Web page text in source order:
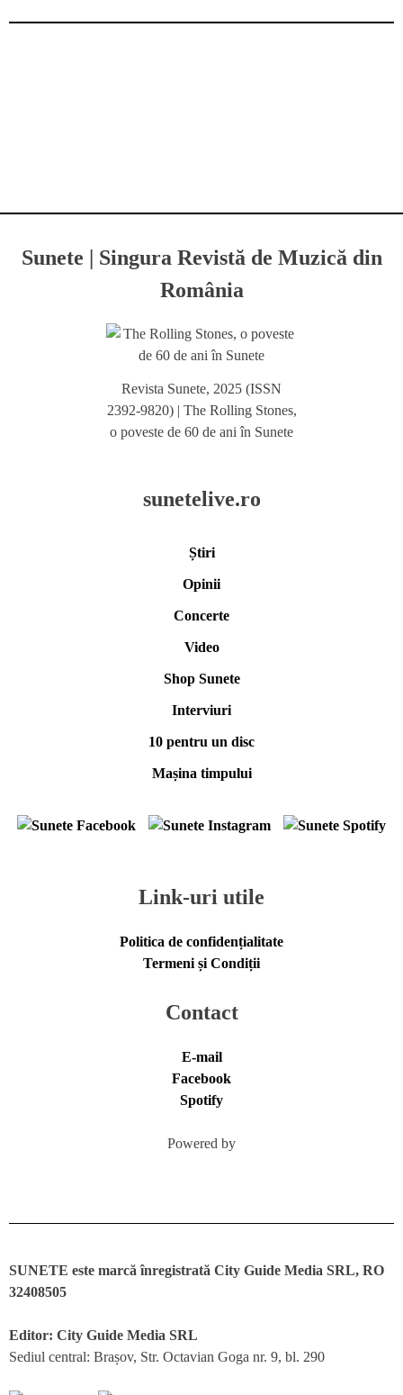
Sunete | Singura Revistă de Muzică din
România
Revista Sunete, 2025 (ISSN
2392-9820) | The Rolling Stones,
o poveste de 60 de ani în Sunete
sunetelive.ro
Știri
Opinii
Concerte
Video
Shop Sunete
Interviuri
10 pentru un disc
Mașina timpului
Link-uri utile
Politica de confidențialitate
Termeni și Condiții
Contact
E-mail
Facebook
Spotify
Powered by
SUNETE este marcă înregistrată City Guide Media SRL, RO
32408505
Editor: City Guide Media SRL
Sediul central: Brașov, Str. Octavian Goga nr. 9, bl. 290